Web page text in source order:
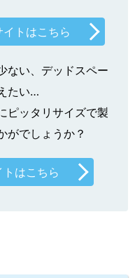
トはこちら
ない、デッドスペー
たい…
ピッタリサイズで製
がでしょうか？
はこちら